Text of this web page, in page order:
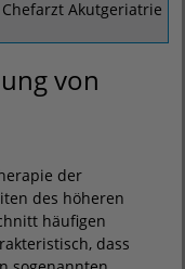
Akutgeriatrie
von
der
des höheren
häufigen
dass